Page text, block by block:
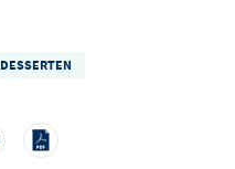
DESSERTEN